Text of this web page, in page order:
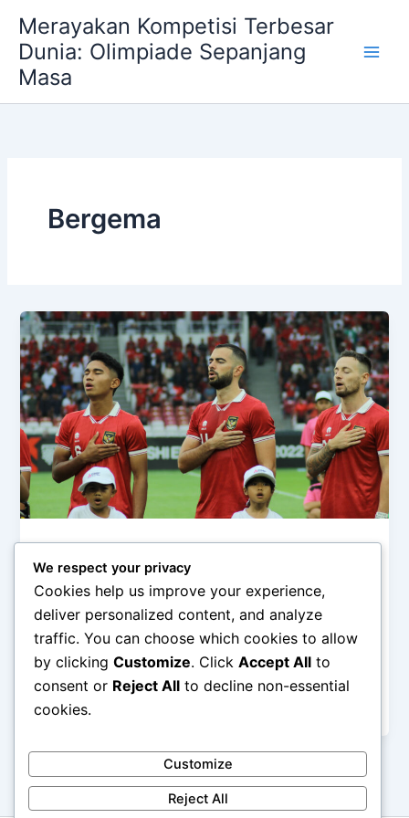
content
Merayakan Kompetisi Terbesar
Dunia: Olimpiade Sepanjang
Masa
Bergema
Ketika Lagu Kebangsaan Bergema
admin / February 14, 2026
Ketika Lagu Kebangsaan Bergema – Ada momen-
momen tertentu yang mampu menghentikan waktu
sejenak. Salah satunya adalah ketika lagu
kebangsaan bergema […]
We respect your privacy
Cookies help us improve your experience,
deliver personalized content, and analyze
traffic. You can choose which cookies to allow
by clicking Customize. Click Accept All to
consent or Reject All to decline non-essential
cookies.
Customize
Reject All